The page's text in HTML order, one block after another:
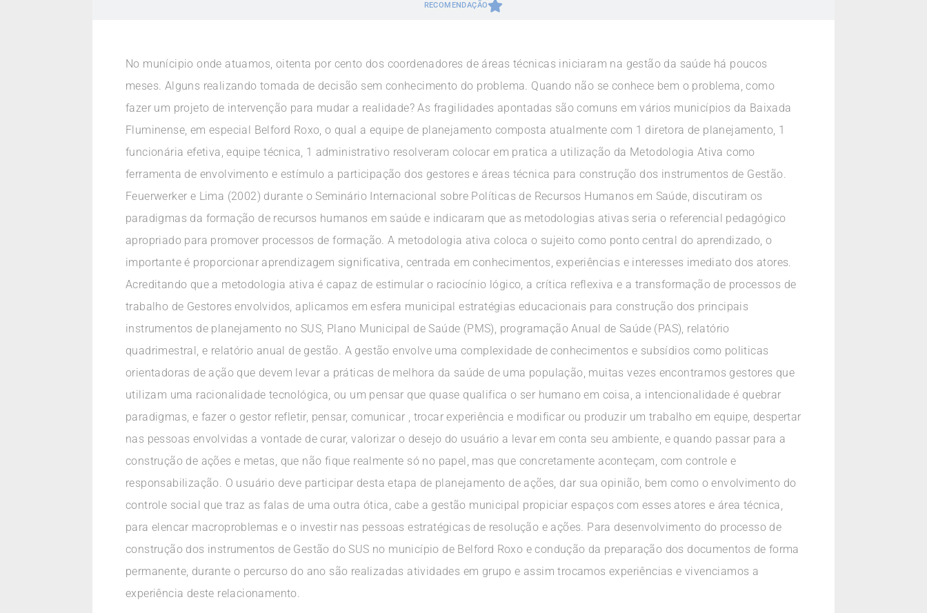
RECOMENDAÇÃO
No munícipio onde atuamos, oitenta por cento dos coordenadores de áreas técnicas iniciaram na gestão da saúde há poucos
meses. Alguns realizando tomada de decisão sem conhecimento do problema. Quando não se conhece bem o problema, como
fazer um projeto de intervenção para mudar a realidade? As fragilidades apontadas são comuns em vários municípios da Baixada
Fluminense, em especial Belford Roxo, o qual a equipe de planejamento composta atualmente com 1 diretora de planejamento, 1
funcionária efetiva, equipe técnica, 1 administrativo resolveram colocar em pratica a utilização da Metodologia Ativa como
ferramenta de envolvimento e estímulo a participação dos gestores e áreas técnica para construção dos instrumentos de Gestão.
Feuerwerker e Lima (2002) durante o Seminário Internacional sobre Políticas de Recursos Humanos em Saúde, discutiram os
paradigmas da formação de recursos humanos em saúde e indicaram que as metodologias ativas seria o referencial pedagógico
apropriado para promover processos de formação. A metodologia ativa coloca o sujeito como ponto central do aprendizado, o
importante é proporcionar aprendizagem significativa, centrada em conhecimentos, experiências e interesses imediato dos atores.
Acreditando que a metodologia ativa é capaz de estimular o raciocínio lógico, a crítica reflexiva e a transformação de processos de
trabalho de Gestores envolvidos, aplicamos em esfera municipal estratégias educacionais para construção dos principais
instrumentos de planejamento no SUS, Plano Municipal de Saúde (PMS), programação Anual de Saúde (PAS), relatório
quadrimestral, e relatório anual de gestão. A gestão envolve uma complexidade de conhecimentos e subsídios como politicas
orientadoras de ação que devem levar a práticas de melhora da saúde de uma população, muitas vezes encontramos gestores que
utilizam uma racionalidade tecnológica, ou um pensar que quase qualifica o ser humano em coisa, a intencionalidade é quebrar
paradigmas, e fazer o gestor refletir, pensar, comunicar , trocar experiência e modificar ou produzir um trabalho em equipe, despertar
nas pessoas envolvidas a vontade de curar, valorizar o desejo do usuário a levar em conta seu ambiente, e quando passar para a
construção de ações e metas, que não fique realmente só no papel, mas que concretamente aconteçam, com controle e
responsabilização. O usuário deve participar desta etapa de planejamento de ações, dar sua opinião, bem como o envolvimento do
controle social que traz as falas de uma outra ótica, cabe a gestão municipal propiciar espaços com esses atores e área técnica,
para elencar macroproblemas e o investir nas pessoas estratégicas de resolução e ações. Para desenvolvimento do processo de
construção dos instrumentos de Gestão do SUS no município de Belford Roxo e condução da preparação dos documentos de forma
permanente, durante o percurso do ano são realizadas atividades em grupo e assim trocamos experiências e vivenciamos a
experiência deste relacionamento.